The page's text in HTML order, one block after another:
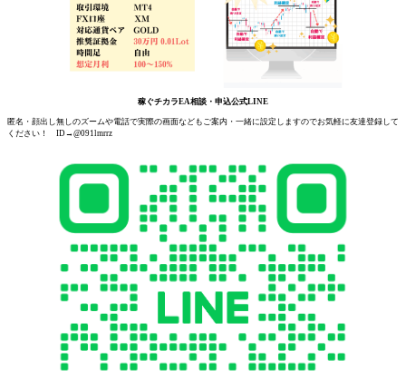
稼ぐチカラEA相談・申込公式LINE
匿名・顔出し無しのズームや電話で実際の画面などもご案内・一緒に設定しますのでお気軽に友達登録して
ください！ ID→@091lmrrz